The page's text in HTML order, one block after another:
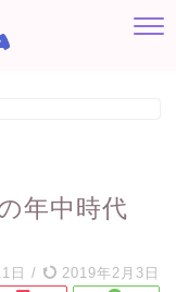
年中時代
日 / 2019年2月3日